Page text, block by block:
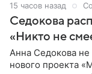
15 часов назад
Седокова
«Никто не
Анна Седокова
нового проекта